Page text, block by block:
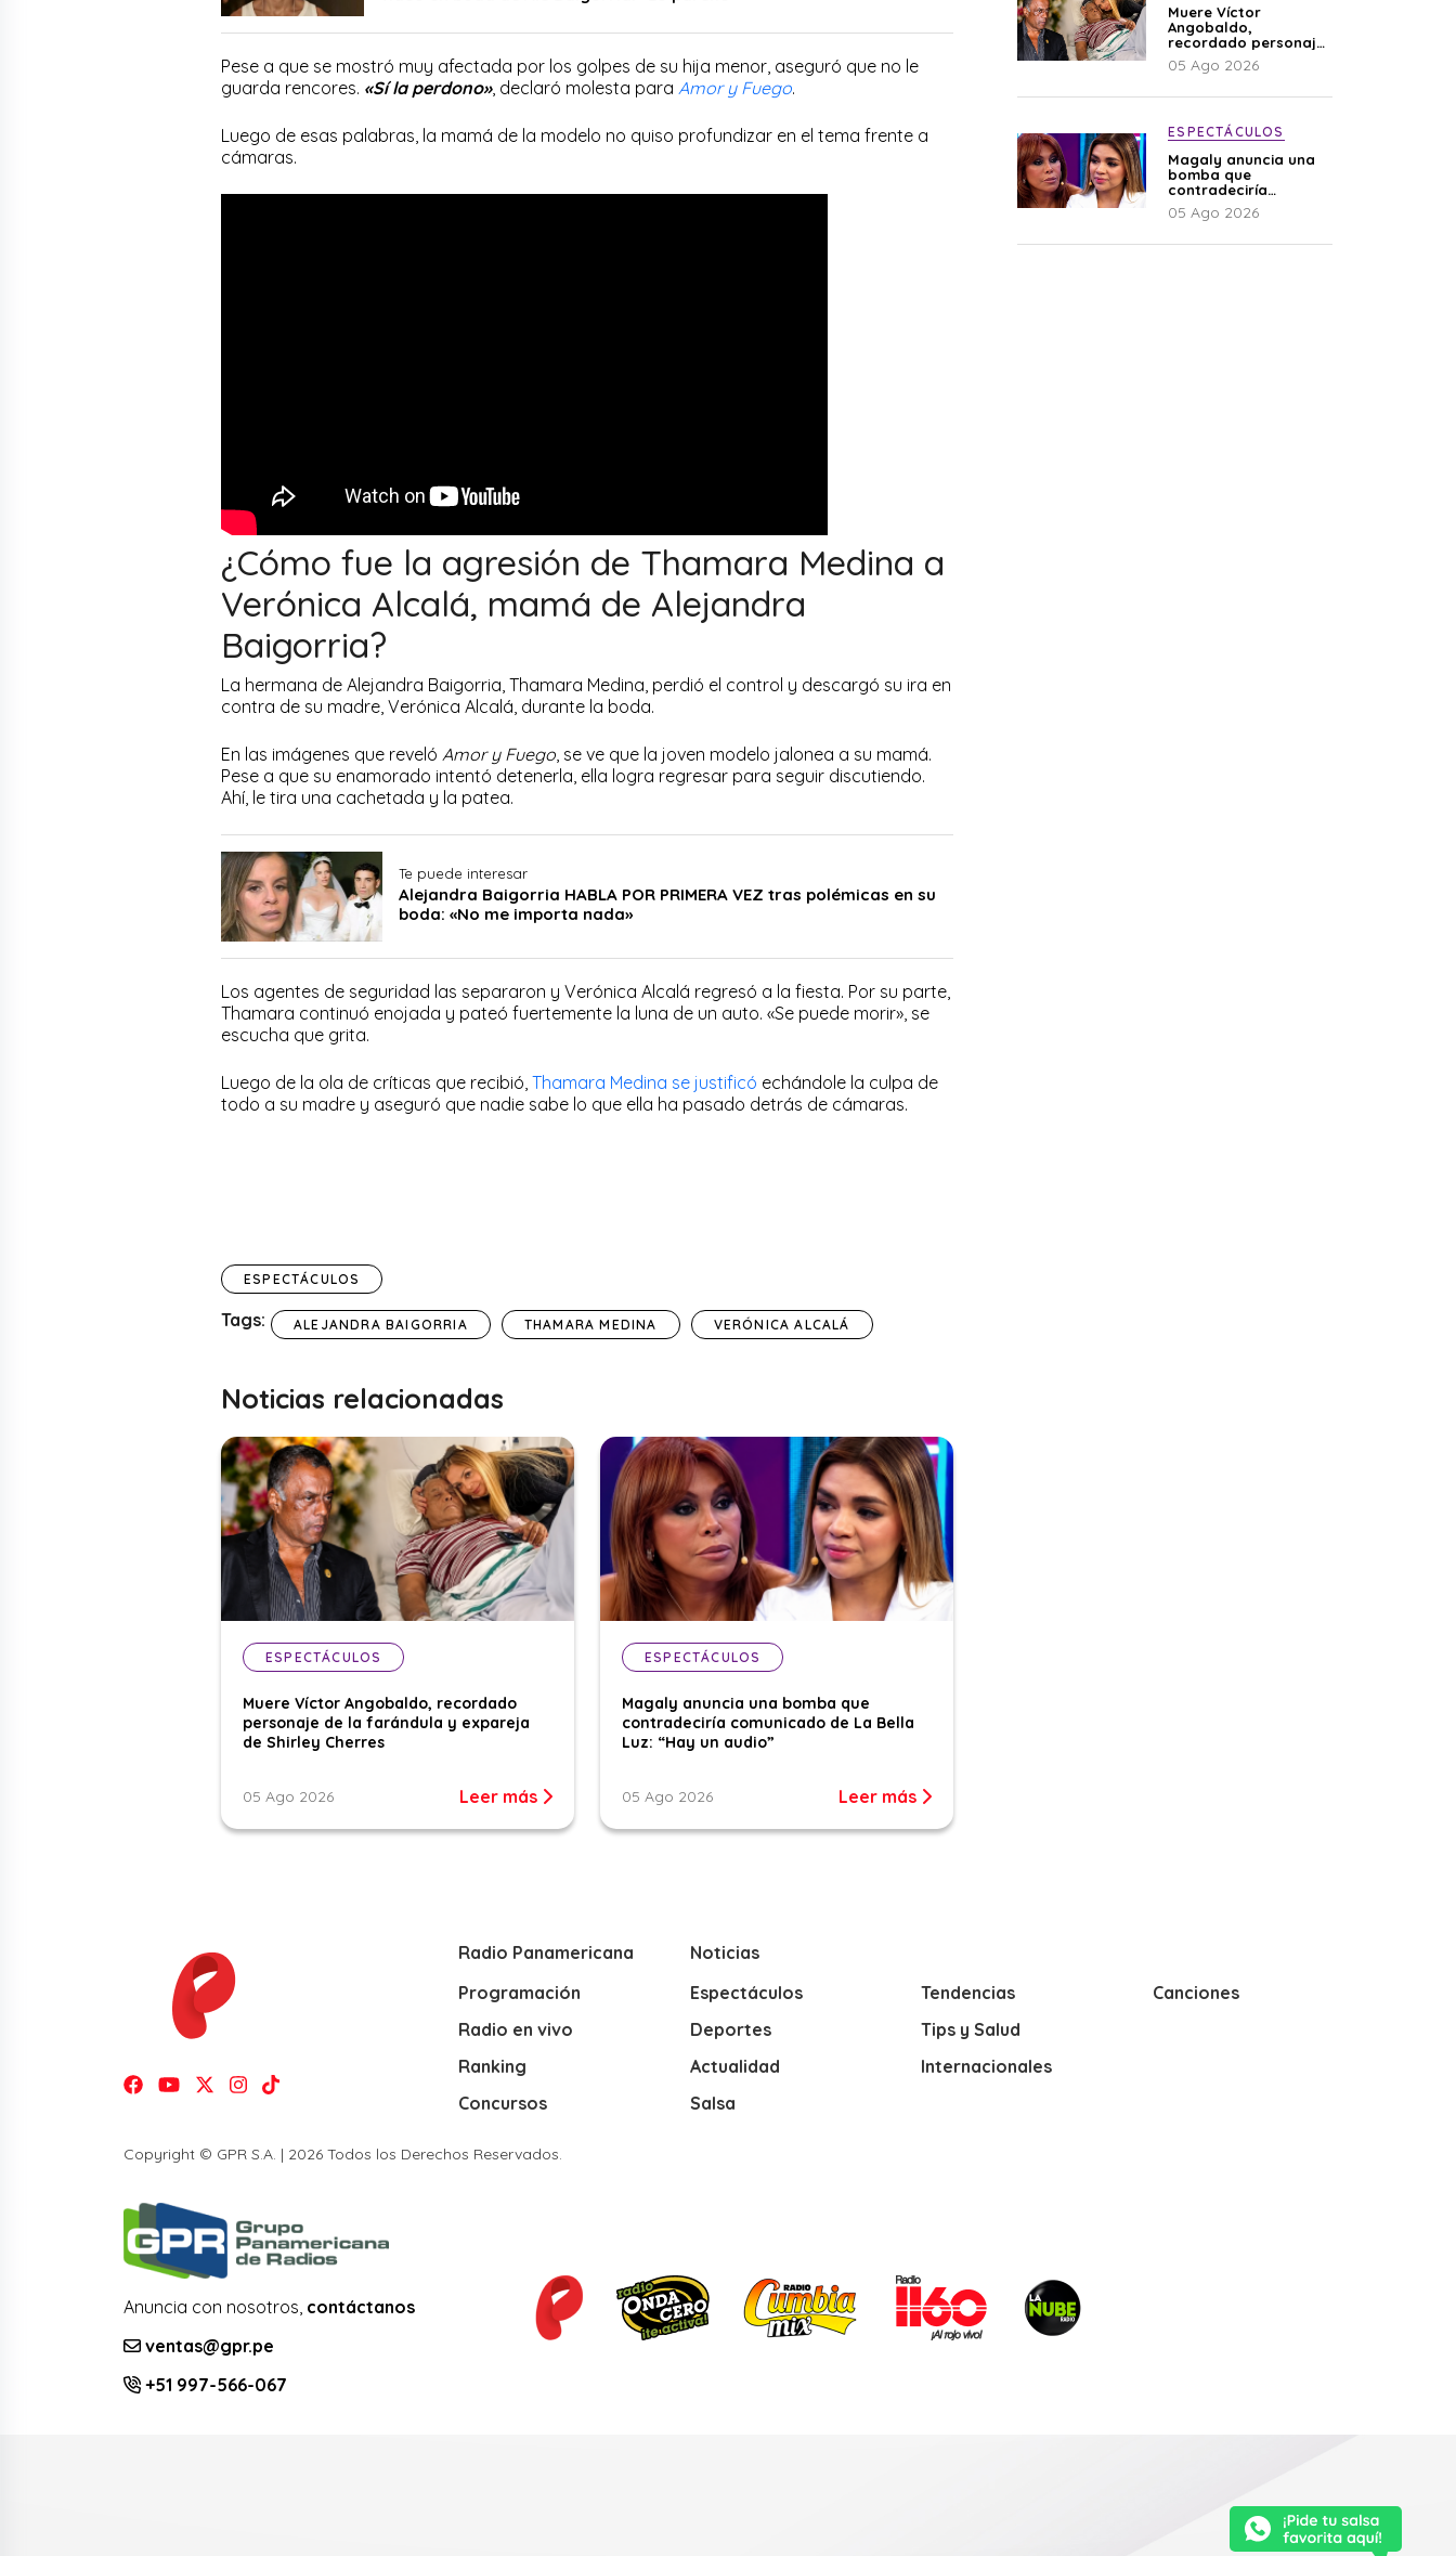
Pese a que se mostró muy afectada por los golpes de su hija menor, aseguró que no le
guarda rencores. «Sí la perdono», declaró molesta para Amor y Fuego.
Luego de esas palabras, la mamá de la modelo no quiso profundizar en el tema frente a
cámaras.
¿Cómo fue la agresión de Thamara Medina a
Verónica Alcalá, mamá de Alejandra
Baigorria?
La hermana de Alejandra Baigorria, Thamara Medina, perdió el control y descargó su ira en
contra de su madre, Verónica Alcalá, durante la boda.
En las imágenes que reveló Amor y Fuego, se ve que la joven modelo jalonea a su mamá.
Pese a que su enamorado intentó detenerla, ella logra regresar para seguir discutiendo.
Ahí, le tira una cachetada y la patea.
Te puede interesar
Alejandra Baigorria HABLA POR PRIMERA VEZ tras polémicas en su
boda: «No me importa nada»
Los agentes de seguridad las separaron y Verónica Alcalá regresó a la fiesta. Por su parte,
Thamara continuó enojada y pateó fuertemente la luna de un auto. «Se puede morir», se
escucha que grita.
Luego de la ola de críticas que recibió, Thamara Medina se justificó echándole la culpa de
todo a su madre y aseguró que nadie sabe lo que ella ha pasado detrás de cámaras.
ESPECTÁCULOS
Tags: ALEJANDRA BAIGORRIA THAMARA MEDINA VERÓNICA ALCALÁ
Noticias relacionadas
ESPECTÁCULOS
Muere Víctor Angobaldo, recordado
personaje de la farándula y expareja
de Shirley Cherres
05 Ago 2026 Leer más
ESPECTÁCULOS
Magaly anuncia una bomba que
contradeciría comunicado de La Bella
Luz: “Hay un audio”
05 Ago 2026 Leer más
Muere Víctor
Angobaldo,
recordado personaje
de la farándula y
expareja de Shirley
05 Ago 2026
ESPECTÁCULOS
Magaly anuncia una
bomba que
contradeciría
comunicado de La
Bella Luz: “Hay un
05 Ago 2026
Radio Panamericana
Programación
Radio en vivo
Ranking
Concursos
Noticias
Espectáculos
Deportes
Actualidad
Salsa
Tendencias
Tips y Salud
Internacionales
Canciones
Copyright © GPR S.A. | 2026 Todos los Derechos Reservados.
Anuncia con nosotros, contáctanos
ventas@gpr.pe
+51 997-566-067